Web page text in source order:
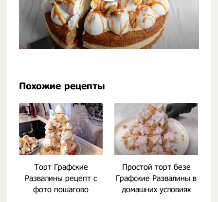
Похожие рецепты
Торт Графские
Развалины рецепт с
фото пошагово
Простой торт безе
Графские Развалины в
домашних условиях